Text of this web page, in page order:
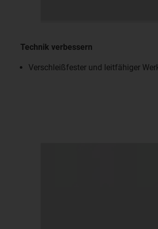
Technik verbessern
Verschleißfester und leitfähiger